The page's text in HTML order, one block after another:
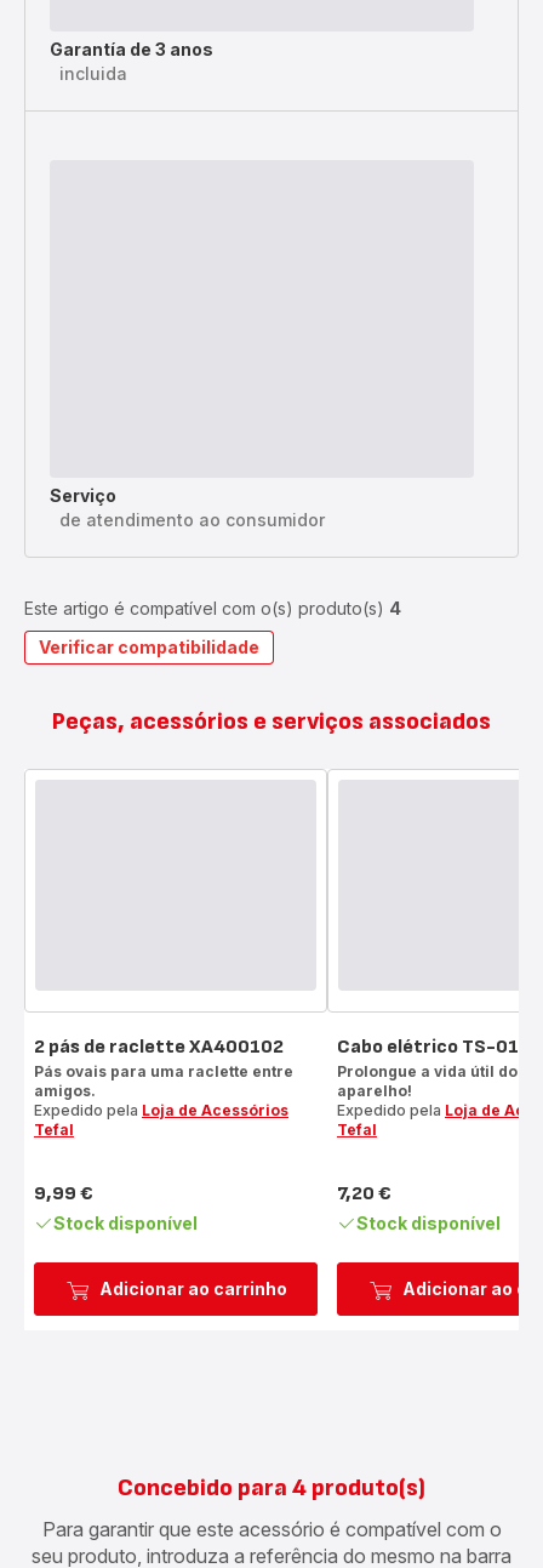
Garantía de 3 anos
incluida
Serviço
de atendimento ao consumidor
Este artigo é compatível com o(s) produto(s) 4
Verificar compatibilidade
Peças, acessórios e serviços associados
Adicionar ao carrinho
2 pás de raclette XA400102
Pás ovais para uma raclette entre
amigos.
Expedido pela Loja de Acessórios
Tefal
Preço
9,99 €
Stock disponível
Adicionar ao
Cabo elétrico TS-
Prolongue a vida útil do
aparelho!
Expedido pela Loja de
Tefal
Preço
7,20 €
Stock disponível
Concebido para 4 produto(s)
Para garantir que este acessório é compatível com o
seu produto, introduza a referência do mesmo na barra